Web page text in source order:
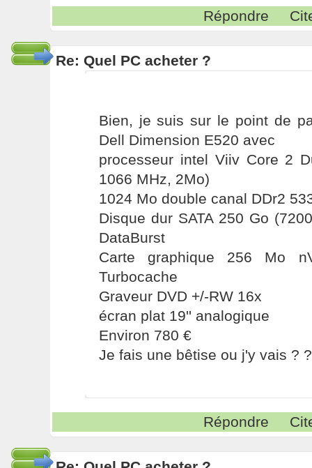
Répondre
Re: Quel PC acheter ?
Bien, je suis sur le point de
Dell Dimension E520 avec
processeur intel Viiv Core 2
1066 MHz, 2Mo)
1024 Mo double canal DDr2
Disque dur SATA 250 Go
DataBurst
Carte graphique 256 Mo
Turbocache
Graveur DVD +/-RW 16x
écran plat 19'' analogique
Environ 780 €
Je fais une bêtise ou j'y vais ?
Répondre